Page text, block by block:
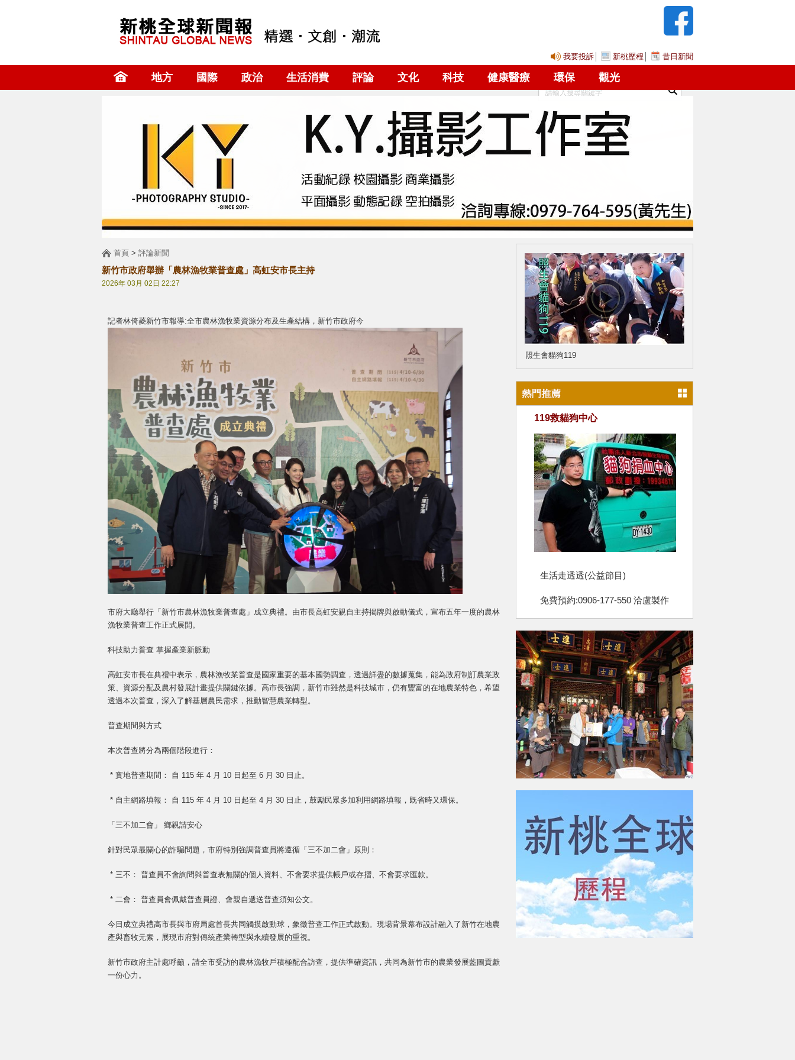
我要投訴 新桃歷程
昔日新聞
2026年8月7日 星期五 請調整您電腦的日期!
地方 國際 政治 生活消費 評論 文化 科技 健康醫療 環保 觀光
首頁 > 評論新聞
新竹市政府舉辦「農林漁牧業普查處」高虹安市長主持
2026年 03月 02日 22:27
記者林倚菱新竹市報導:全市農林漁牧業資源分布及生產結構，新竹市政府今
市府大廳舉行「新竹市農林漁牧業普查處」成立典禮。由市長高虹安親自主持揭牌與啟動儀式，宣布五年一度的農林
漁牧業普查工作正式展開。
科技助力普查 掌握產業新脈動
高虹安市長在典禮中表示，農林漁牧業普查是國家重要的基本國勢調查，透過詳盡的數據蒐集，能為政府制訂農業政
策、資源分配及農村發展計畫提供關鍵依據。高市長強調，新竹市雖然是科技城市，仍有豐富的在地農業特色，希望
透過本次普查，深入了解基層農民需求，推動智慧農業轉型。
普查期間與方式
本次普查將分為兩個階段進行：
* 實地普查期間： 自 115 年 4 月 10 日起至 6 月 30 日止。
* 自主網路填報： 自 115 年 4 月 10 日起至 4 月 30 日止，鼓勵民眾多加利用網路填報，既省時又環保。
「三不加二會」 鄉親請安心
針對民眾最關心的詐騙問題，市府特別強調普查員將遵循「三不加二會」原則：
* 三不： 普查員不會詢問與普查表無關的個人資料、不會要求提供帳戶或存摺、不會要求匯款。
* 二會： 普查員會佩戴普查員證、會親自遞送普查須知公文。
今日成立典禮高市長與市府局處首長共同觸摸啟動球，象徵普查工作正式啟動。現場背景幕布設計融入了新竹在地農
產與畜牧元素，展現市府對傳統產業轉型與永續發展的重視。
新竹市政府主計處呼籲，請全市受訪的農林漁牧戶積極配合訪查，提供準確資訊，共同為新竹市的農業發展藍圖貢獻
一份心力。
照生會貓狗119
119救貓狗中心
生活走透透(公益節目)
免費預約:0906-177-550 洽盧製作